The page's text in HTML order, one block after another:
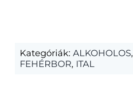
Kategóriák: ALKOHOLOS,
FEHÉRBOR, ITAL